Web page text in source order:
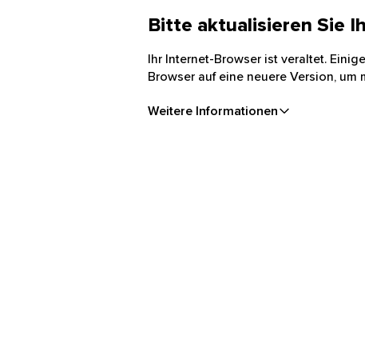
Bitte aktualisieren Sie
Ihr Internet-Browser ist veraltet.
Browser auf eine neuere Version,
Weitere Informationen